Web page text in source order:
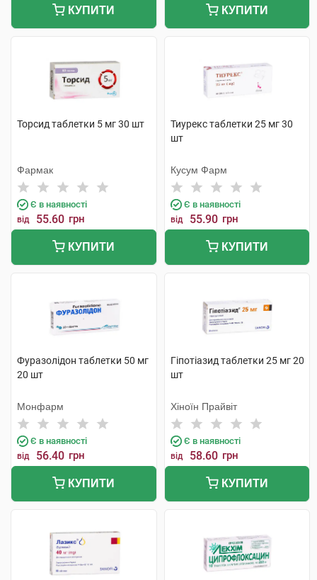
КУПИТИ КУПИТИ
Торсид таблетки 5 мг 30 шт
Фармак
Є в наявності
від 55.60 грн
КУПИТИ
Тиурекс таблетки 25 мг 30
шт
Кусум Фарм
Є в наявності
від 55.90 грн
КУПИТИ
Фуразолідон таблетки 50 мг
20 шт
Монфарм
Є в наявності
від 56.40 грн
КУПИТИ
Гіпотіазид таблетки 25 мг 20
шт
Хіноїн Прайвіт
Є в наявності
від 58.60 грн
КУПИТИ